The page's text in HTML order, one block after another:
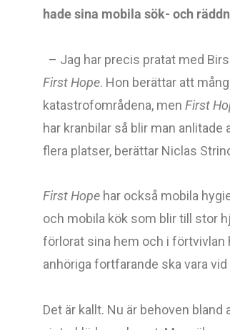
Ditt
Vi förmedlar
räddningsteam
Jag vill
hade sina mobila sök- och
– Jag har precis pratat med
First Hope. Hon berättar att
katastrofområdena, men First
har kranbilar så blir man
flera platser, berättar Niclas
First Hope har också mobila
och mobila kök som blir till stor
förlorat sina hem och i förtvivlan
anhöriga fortfarande ska vara vid
Det är kallt. Nu är behoven bland